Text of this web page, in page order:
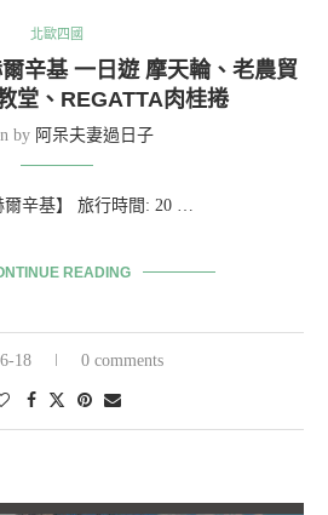
北歐四國
辛基 一日遊 摩天輪、老農貿
堂、REGATTA肉桂捲
by 阿呆夫妻過日子
爾辛基】 旅行時間: 20 …
READING
18 0 comments